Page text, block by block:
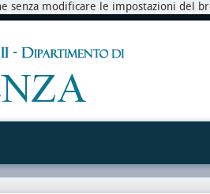
senza modificare le impostazioni del